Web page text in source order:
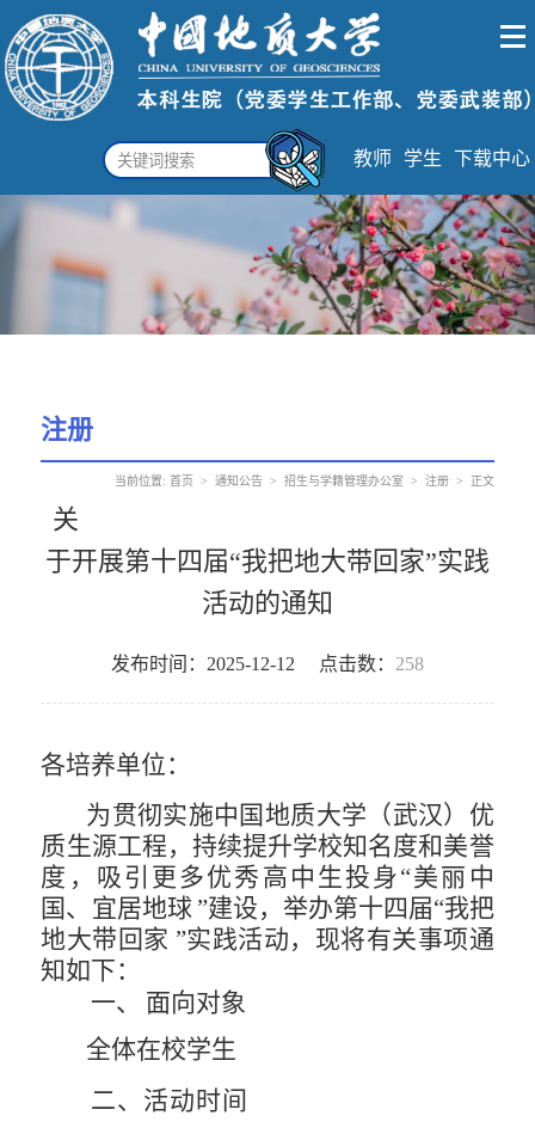
教师 学生 下载中心
注册
当前位置: 首页 > 通知公告 > 招生与学籍管理办公室 > 注册 > 正文
关
于开展第十四届“我把地大带回家”实践
活动的通知
发布时间：2025-12-12 点击数： 258
各培养单位：
为贯彻实施中国地质大学（武汉）优
质生源工程，持续提升学校知名度和美誉
度，吸引更多优秀高中生投身“美丽中
国、 宜居地球 ”建设，举办第十四届“我把
地大带回家 ”实践活动， 现将有关事项通
知如下：
一、
面向对象
全体在校学生
二、活动时间